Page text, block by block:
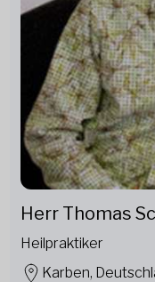
Herr Thomas
Heilpraktiker
Karben,